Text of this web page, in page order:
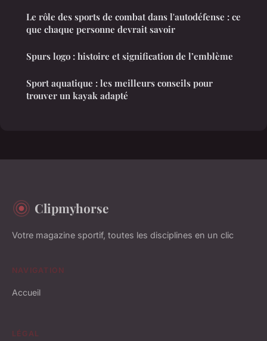
Le rôle des sports de combat dans l'autodéfense : ce
que chaque personne devrait savoir
Spurs logo : histoire et signification de l’emblème
Sport aquatique : les meilleurs conseils pour
trouver un kayak adapté
Clipmyhorse
Votre magazine sportif, toutes les disciplines en un clic
NAVIGATION
Accueil
LÉGAL